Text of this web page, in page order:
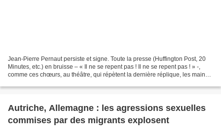
Jean-Pierre Pernaut persiste et signe. Toute la presse (Huffington Post, 20
Minutes, etc.) en bruisse – « Il ne se repent pas ! Il ne se repent pas ! » -,
comme ces chœurs, au théâtre, qui répètent la dernière réplique, les mains
Autriche, Allemagne : les agressions sexuelles
commises par des migrants explosent